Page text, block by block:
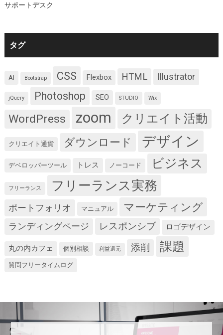
サポートデスク
タグ
AI Bootstrap CSS Flexbox HTML Illustrator
jQuery Photoshop SEO STUDIO Wix
WordPress zoom クリエイト活動
クリエイト通貨 ダウンロード デザイン
デベロッパーツール トレス ノーコード ビジネス
フリーランス フリーランス実務
ポートフォリオ マニュアル マーケティング
ランディングページ レスポンシブ ロゴデザイン
丸の内カフェ 個別相談 利益還元 添削 課題
質問フリータイムログ